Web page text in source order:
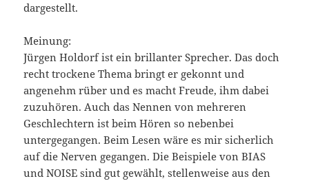
dargestellt.
Meinung:
Jürgen Holdorf ist ein brillanter Sprecher. Das doch
recht trockene Thema bringt er gekonnt und
angenehm rüber und es macht Freude, ihm dabei
zuzuhören. Auch das Nennen von mehreren
Geschlechtern ist beim Hören so nebenbei
untergegangen. Beim Lesen wäre es mir sicherlich
auf die Nerven gegangen. Die Beispiele von BIAS
und NOISE sind gut gewählt, stellenweise aus den